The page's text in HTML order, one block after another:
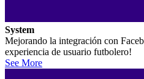
System
Mejorando la integración con
experiencia de usuario futbolero!
See More